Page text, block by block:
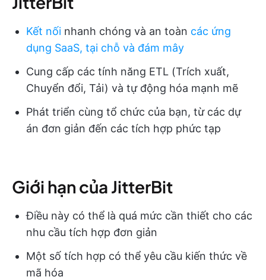
Kết nối nhanh chóng và an toàn các ứng
dụng SaaS, tại chỗ và đám mây
Cung cấp các tính năng ETL (Trích xuất,
Chuyển đổi, Tải) và tự động hóa mạnh mẽ
Phát triển cùng tổ chức của bạn, từ các dự
án đơn giản đến các tích hợp phức tạp
Giới hạn của JitterBit
Điều này có thể là quá mức cần thiết cho các
nhu cầu tích hợp đơn giản
Một số tích hợp có thể yêu cầu kiến thức về
mã hóa